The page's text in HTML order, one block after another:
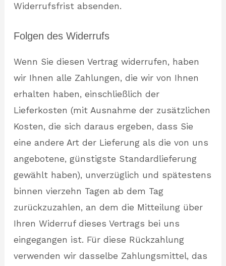
Widerrufsfrist absenden.
Folgen des Widerrufs
Wenn Sie diesen Vertrag widerrufen, haben
wir Ihnen alle Zahlungen, die wir von Ihnen
erhalten haben, einschließlich der
Lieferkosten (mit Ausnahme der zusätzlichen
Kosten, die sich daraus ergeben, dass Sie
eine andere Art der Lieferung als die von uns
angebotene, günstigste Standardlieferung
gewählt haben), unverzüglich und spätestens
binnen vierzehn Tagen ab dem Tag
zurückzuzahlen, an dem die Mitteilung über
Ihren Widerruf dieses Vertrags bei uns
eingegangen ist. Für diese Rückzahlung
verwenden wir dasselbe Zahlungsmittel, das